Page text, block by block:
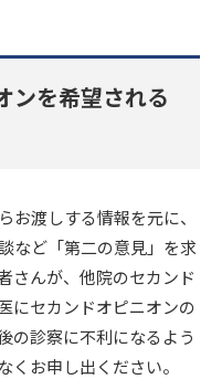
ンを希望される
渡しする情報を元に、
など「第二の意見」を求
さんが、他院のセカンド
にセカンドオピニオンの
の診察に不利になるよう
くお申し出ください。